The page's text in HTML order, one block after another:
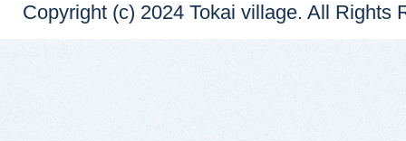
Copyright (c) 2024 Tokai village. All Rights